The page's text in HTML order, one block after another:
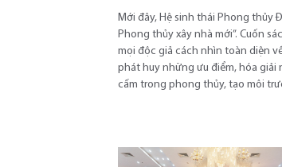
Mới đây, Hệ sinh thái Phong thủy
Phong thủy xây nhà mới”. Cuốn
mọi độc giả cách nhìn toàn diện
phát huy những ưu điểm, hóa giải
cấm trong phong thủy, tạo môi